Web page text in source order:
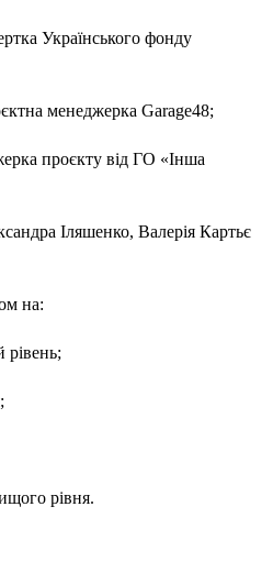
Українського фонду
менеджерка Garage48;
проєкту від ГО «Інша
Іляшенко, Валерія Картьє
на:
рівень;
рівня.